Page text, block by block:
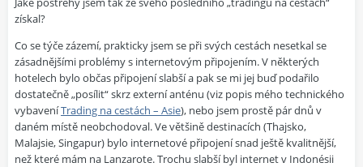
získal?
Co se týče zázemí, prakticky jsem se při svých cestách nesetkal se
zásadnějšími problémy s internetovým připojením. V některých
hotelech bylo občas připojení slabší a pak se mi jej buď podařilo
dostatečně „posílit“ skrz externí anténu (viz popis mého technického
vybaveníTrading na cestách – Asie), nebo jsem prostě pár dnů v
daném místě neobchodoval. Ve většině destinacích (Thajsko,
Malajsie, Singapur) bylo internetové připojení snad ještě kvalitnější,
než které mám na Lanzarote. Trochu slabší byl internet v Indonésii